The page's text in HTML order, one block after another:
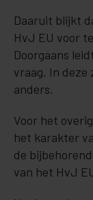
Daaruit blijkt
HvJ EU voor
Doorgaans
vraag. In deze
anders.
Voor het
het karakter
de
van het HvJ